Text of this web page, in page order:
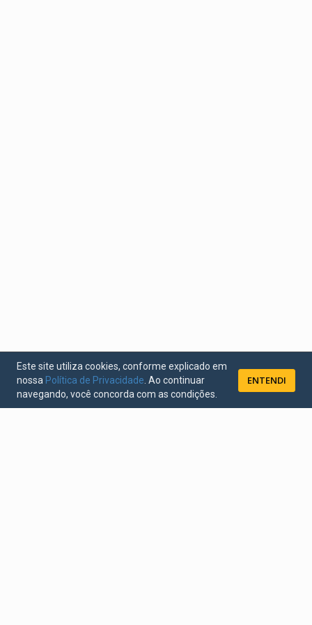
Este site utiliza cookies, conforme explicado em
nossa Política de Privacidade . Ao continuar
navegando, você concorda com as condições.
ENTENDI